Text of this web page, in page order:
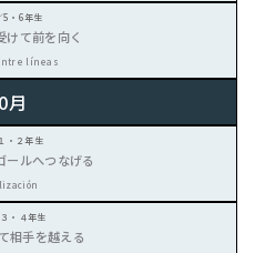
けて前を向く
líneas
月
ールへつなげる
相手を越える